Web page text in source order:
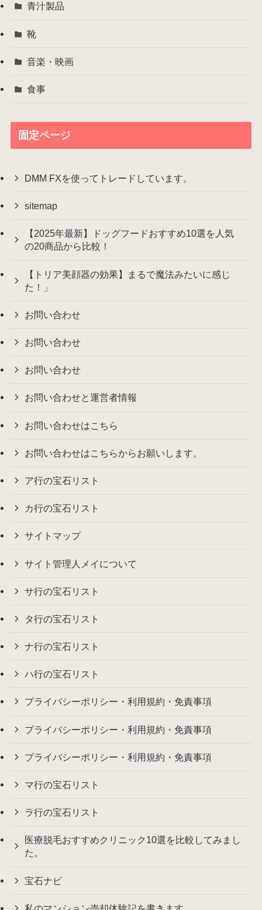
青汁製品
靴
音楽・映画
食事
固定ページ
DMM FXを使ってトレードしています。
sitemap
【2025年最新】ドッグフードおすすめ10選を人気
の20商品から比較！
【トリア美顔器の効果】まるで魔法みたいに感じ
た！」
お問い合わせ
お問い合わせ
お問い合わせ
お問い合わせと運営者情報
お問い合わせはこちら
お問い合わせはこちらからお願いします。
ア行の宝石リスト
カ行の宝石リスト
サイトマップ
サイト管理人メイについて
サ行の宝石リスト
タ行の宝石リスト
ナ行の宝石リスト
ハ行の宝石リスト
プライバシーポリシー・利用規約・免責事項
プライバシーポリシー・利用規約・免責事項
プライバシーポリシー・利用規約・免責事項
マ行の宝石リスト
ラ行の宝石リスト
医療脱毛おすすめクリニック10選を比較してみまし
た。
宝石ナビ